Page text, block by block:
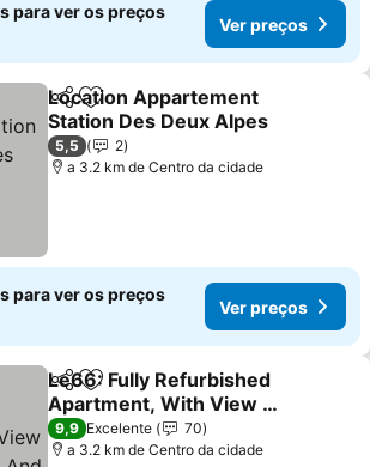
para ver os preços
Ver preços
PartilharAdicionar aos favoritos
Location Appartement
Station Des Deux Alpes
5,5
2
a 3.2 km de Centro da cidade
para ver os preços
Ver preços
PartilharAdicionar aos favoritos
Le66: Fully Refurbished
Apartment, With View Of
The Mountains And Next
To Slopes
9,9 Excelente
70
a 3.2 km de Centro da cidade